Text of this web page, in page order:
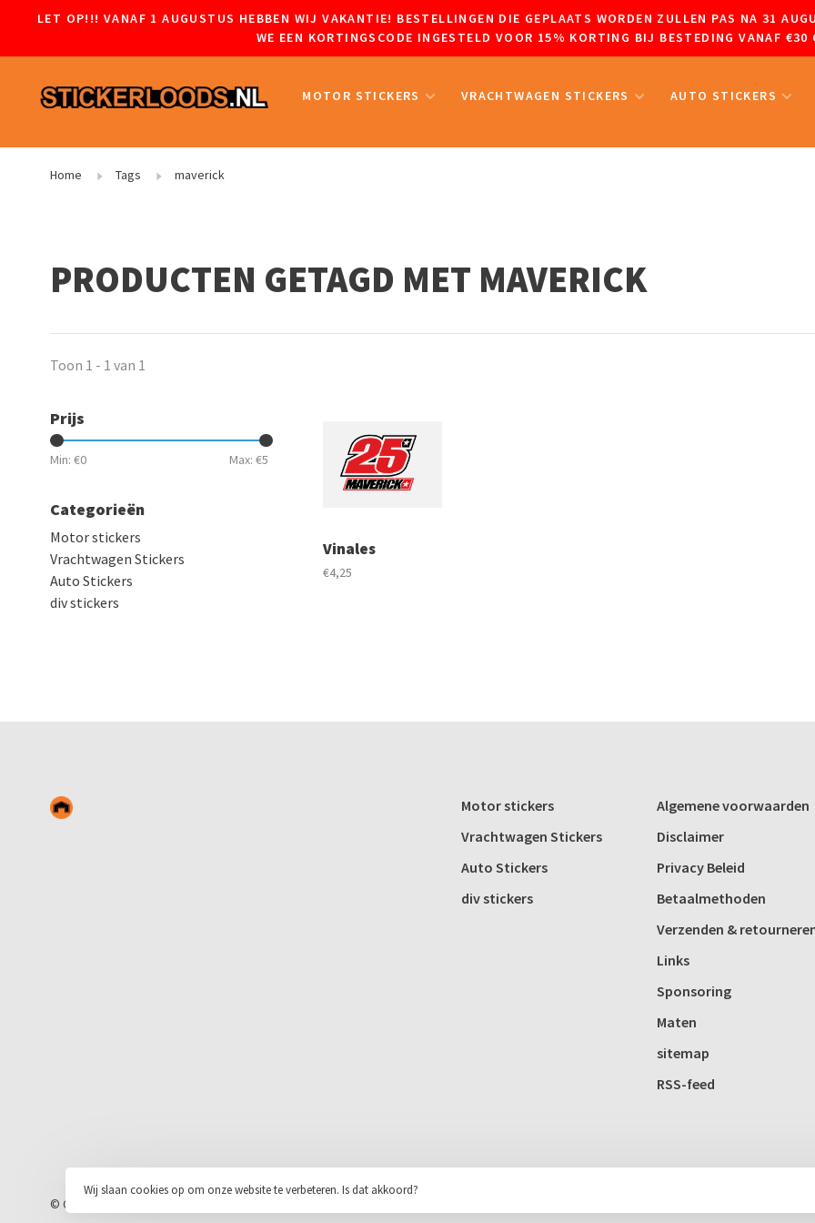
LET OP!!! VANAF 1 AUGUSTUS HEBBEN WIJ VAKANTIE! BESTELLINGEN DIE GEPLAATS WORDEN ZULLEN PAS NA 31
WE EEN KORTINGSCODE INGESTELD VOOR 15% KORTING BIJ BESTEDING VANAF
MOTOR STICKERS VRACHTWAGEN STICKERS AUTO STICKERS
Home Tags maverick
PRODUCTEN GETAGD MET MAVERICK
Toon 1 - 1 van 1
Prijs
Min: €0 Max: €5
Categorieën
Motor stickers
Vrachtwagen Stickers
Auto Stickers
div stickers
Vinales
€4,25
Motor stickers
Vrachtwagen Stickers
Auto Stickers
div stickers
Algemene voorwaarden
Disclaimer
Privacy Beleid
Betaalmethoden
Verzenden &
Links
Sponsoring
Maten
sitemap
RSS-feed
© Copyright 2026 Stickerloods.nl
Wij slaan cookies op om onze website te verbeteren. Is dat akkoord?